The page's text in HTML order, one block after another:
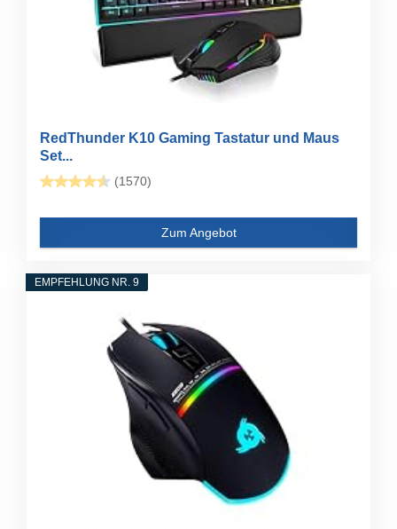
RedThunder K10 Gaming Tastatur und Maus
Set...
(1570)
Zum Angebot
EMPFEHLUNG NR. 9